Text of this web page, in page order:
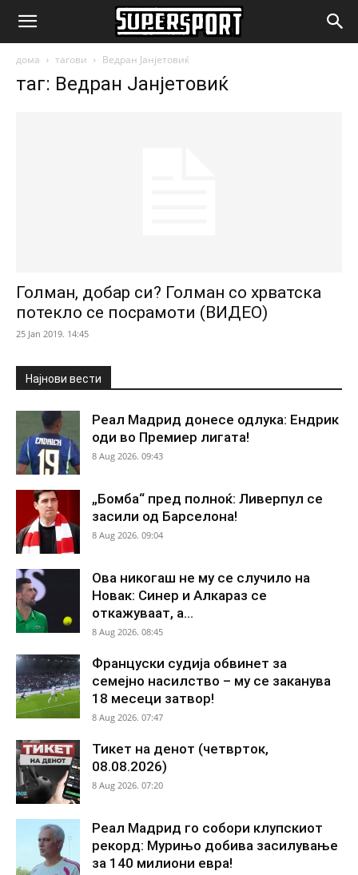
SuperSport.mk
дома тагови Ведран Јанјетовиќ
таг: Ведран Јанјетовиќ
Голман, добар си? Голман со хрватска
потекло се посрамоти (ВИДЕО)
25 Jan 2019. 14:45
Најнови вести
Реал Мадрид донесе одлука: Ендрик
оди во Премиер лигата!
8 Aug 2026. 09:43
„Бомба“ пред полноќ: Ливерпул се
засили од Барселона!
8 Aug 2026. 09:04
Ова никогаш не му се случило на
Новак: Синер и Алкараз се
откажуваат, а...
8 Aug 2026. 08:45
Француски судија обвинет за
семејно насилство – му се заканува
18 месеци затвор!
8 Aug 2026. 07:47
Тикет на денот (четврток,
08.08.2026)
8 Aug 2026. 07:20
Реал Мадрид го собори клупскиот
рекорд: Мурињо добива засилување
за 140 милиони евра!